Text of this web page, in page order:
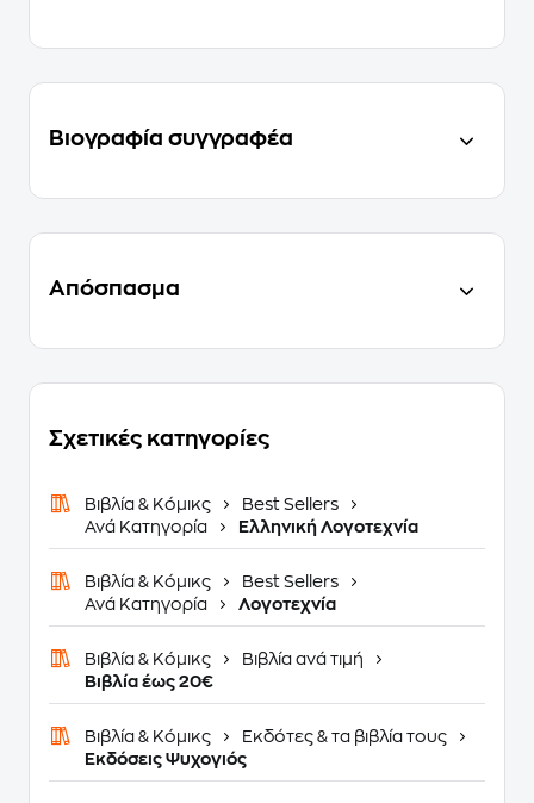
Βιογραφία συγγραφέα
Απόσπασμα
Σχετικές κατηγορίες
Βιβλία & Κόμικς
Best Sellers
Ανά Κατηγορία
Ελληνική Λογοτεχνία
Βιβλία & Κόμικς
Best Sellers
Ανά Κατηγορία
Λογοτεχνία
Βιβλία & Κόμικς
Βιβλία ανά τιμή
Βιβλία έως 20€
Βιβλία & Κόμικς
Εκδότες & τα βιβλία τους
Εκδόσεις Ψυχογιός